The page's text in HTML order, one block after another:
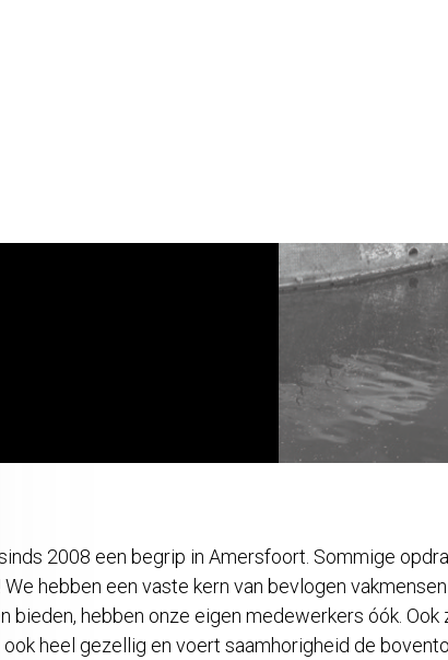
2008 een begrip in Amersfoort. Sommige
hebben een vaste kern van bevlogen
hebben onze eigen medewerkers óók.
heel gezellig en voert saamhorigheid de